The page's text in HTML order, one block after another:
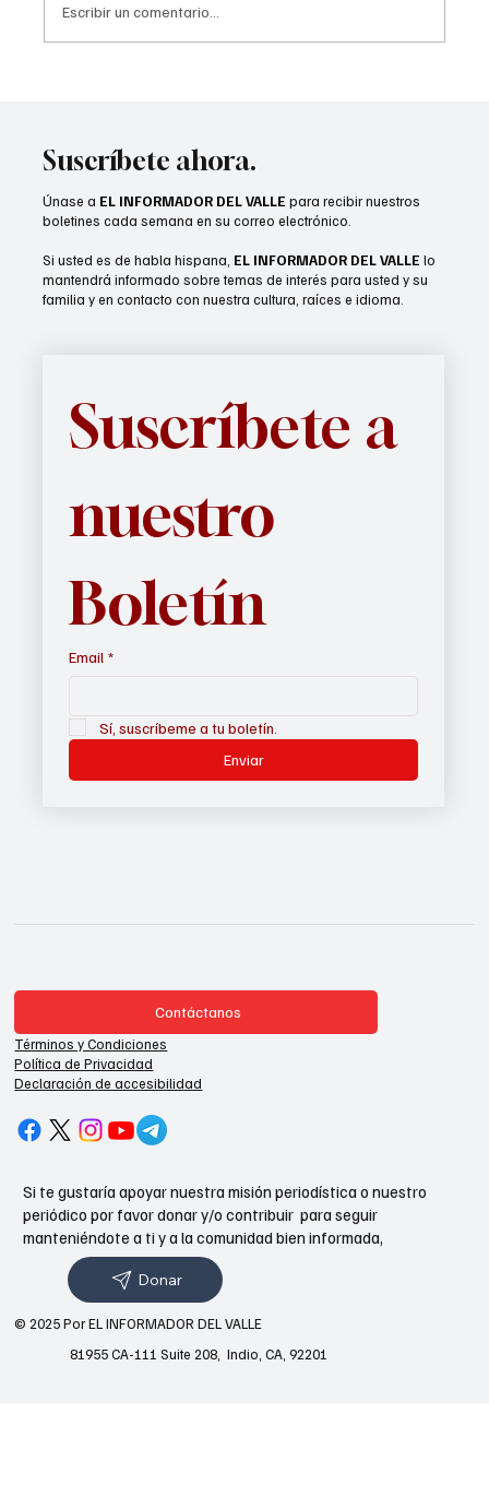
Escribir un comentario...
Suscríbete ahora.
Únase a EL INFORMADOR DEL VALLE para recibir nuestros
boletines cada semana en su correo electrónico.
Si usted es de habla hispana, EL INFORMADOR DEL VALLE lo
mantendrá informado sobre temas de interés para usted y su
familia y en contacto con nuestra cultura, raíces e idioma.
Suscríbete a
nuestro
Boletín
Email *
Sí, suscríbeme a tu boletín.
Enviar
Contáctanos
Términos y Condiciones
Política de Privacidad
Declaración de accesibilidad
Si te gustaría apoyar nuestra misión periodística o nuestro
periódico por favor donar y/o contribuir para seguir
manteniéndote a ti y a la comunidad bien informada,
Donar
81955 CA-111 Suite 208, Indio, CA, 92201
© 2025 Por EL INFORMADOR DEL VALLE